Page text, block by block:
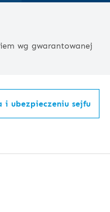
wg gwarantowanej
i ubezpieczeniu sejfu